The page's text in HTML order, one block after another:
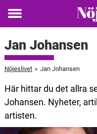
Toggle
Jan Johansen
Nöjeslivet » Jan Johansen
Här hittar du det allra
Johansen. Nyheter,
artisten.